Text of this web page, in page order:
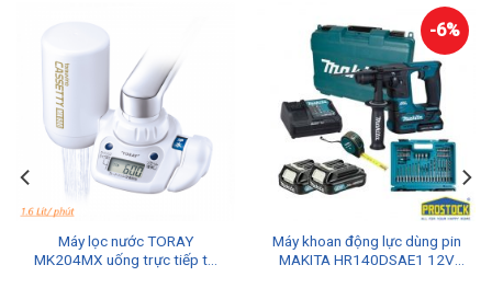
Máy lọc nước TORAY
MK204MX uống trực tiếp tại
-6%
Máy khoan động lực dùng pin
MAKITA HR140DSAE1 12V